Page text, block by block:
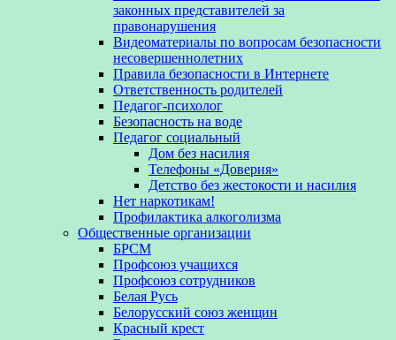
законных представителей за
правонарушения
Видеоматериалы по вопросам безопасности
несовершеннолетних
Правила безопасности в Интернете
Ответственность родителей
Педагог-психолог
Безопасность на воде
Педагог социальный
Дом без насилия
Телефоны «Доверия»
Детство без жестокости и насилия
Нет наркотикам!
Профилактика алкоголизма
Общественные организации
БРСМ
Профсоюз учащихся
Профсоюз сотрудников
Белая Русь
Белорусский союз женщин
Красный крест